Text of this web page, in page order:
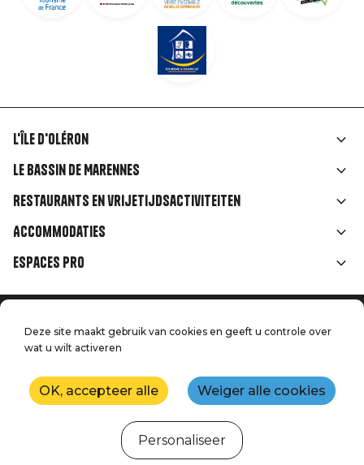
Liens
rubriques
L'île d'Oléron
Le Bassin de Marennes
Restaurants en vrijetijdsactiviteiten
Accommodaties
Espaces Pro
Menu
de
Juridische informatie
Druk op
Neem contact met ons op
Kaart
Productie: StudioJuillet
Deze site maakt gebruik van cookies en geeft u controle over
wat u wilt activeren
OK, accepteer alle Weiger alle cookies
Personaliseer